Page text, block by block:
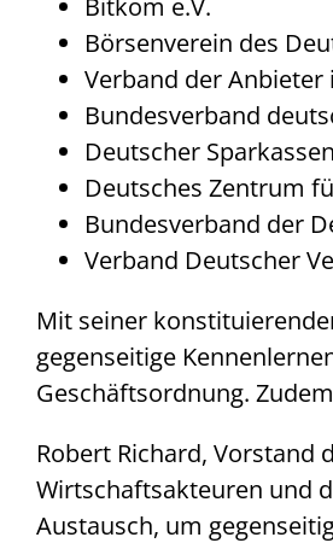
Bitkom e.V.
Börsenverein des
Verband der
Bundesverband
Deutscher
Deutsches Zentrum
Bundesverband der
Verband Deutscher
Mit seiner
gegenseitige
Geschäftsordnung.
Robert Richard, Vorstand
Wirtschaftsakteuren und
Austausch, um